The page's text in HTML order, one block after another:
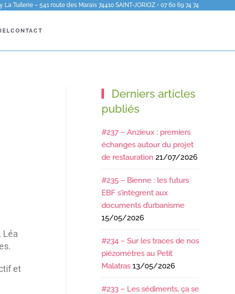
Tuilerie – 541 route des Marais 74410 SAINT-JORIOZ • 07 60 69 74 74
CONTACT
Léa
et
Derniers articles
publiés
#237 – Anzieux : premiers
échanges autour du projet
de restauration 21/07/2026
#235 – Bienne : les futurs
EBF s’intègrent aux
documents d’urbanisme
15/05/2026
#234 – Sur les traces de nos
piézomètres au Petit
Malatras 13/05/2026
#233 – Les sédiments, ça se